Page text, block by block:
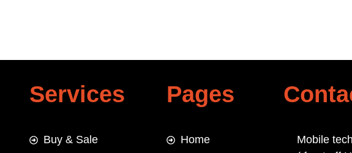
Services
Buy & Sale
Pages
Home
Mobile